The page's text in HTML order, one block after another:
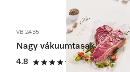
Termékek
VB 2435
Nagy vákuumtasak
4.8
4.8 / 5
(4 vélemények)